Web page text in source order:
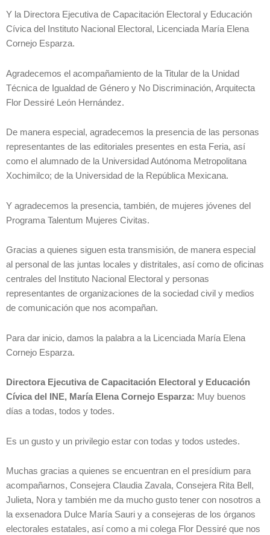
Y la Directora Ejecutiva de Capacitación Electoral y Educación
Cívica del Instituto Nacional Electoral, Licenciada María Elena
Cornejo Esparza.
Agradecemos el acompañamiento de la Titular de la Unidad
Técnica de Igualdad de Género y No Discriminación, Arquitecta
Flor Dessiré León Hernández.
De manera especial, agradecemos la presencia de las personas
representantes de las editoriales presentes en esta Feria, así
como el alumnado de la Universidad Autónoma Metropolitana
Xochimilco; de la Universidad de la República Mexicana.
Y agradecemos la presencia, también, de mujeres jóvenes del
Programa Talentum Mujeres Civitas.
Gracias a quienes siguen esta transmisión, de manera especial
al personal de las juntas locales y distritales, así como de oficinas
centrales del Instituto Nacional Electoral y personas
representantes de organizaciones de la sociedad civil y medios
de comunicación que nos acompañan.
Para dar inicio, damos la palabra a la Licenciada María Elena
Cornejo Esparza.
Directora Ejecutiva de Capacitación Electoral y Educación
Cívica del INE, María Elena Cornejo Esparza: Muy buenos
días a todas, todos y todes.
Es un gusto y un privilegio estar con todas y todos ustedes.
Muchas gracias a quienes se encuentran en el presídium para
acompañarnos, Consejera Claudia Zavala, Consejera Rita Bell,
Julieta, Nora y también me da mucho gusto tener con nosotros a
la exsenadora Dulce María Sauri y a consejeras de los órganos
electorales estatales, así como a mi colega Flor Dessiré que nos